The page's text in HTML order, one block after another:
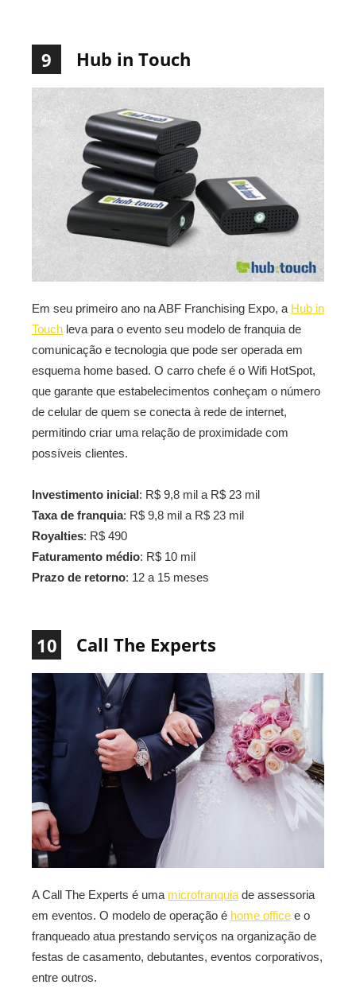
9 Hub in Touch
Em seu primeiro ano na ABF Franchising Expo, a Hub in
Touch leva para o evento seu modelo de franquia de
comunicação e tecnologia que pode ser operada em
esquema home based. O carro chefe é o Wifi HotSpot,
que garante que estabelecimentos conheçam o número
de celular de quem se conecta à rede de internet,
permitindo criar uma relação de proximidade com
possíveis clientes.
Investimento inicial: R$ 9,8 mil a R$ 23 mil
Taxa de franquia: R$ 9,8 mil a R$ 23 mil
Royalties: R$ 490
Faturamento médio: R$ 10 mil
Prazo de retorno: 12 a 15 meses
10 Call The Experts
A Call The Experts é uma microfranquia de assessoria
em eventos. O modelo de operação é home office e o
franqueado atua prestando serviços na organização de
festas de casamento, debutantes, eventos corporativos,
entre outros.